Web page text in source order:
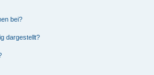
bei?
dargestellt?